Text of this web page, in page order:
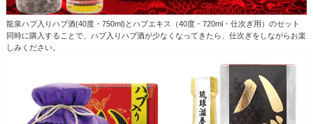
龍泉ハブ入りハブ酒(40度・750ml)とハブエキス（40度・720ml・仕次ぎ用）のセット
同時に購入することで、ハブ入りハブ酒が少なくなってきたら、仕次ぎをしながらお楽
しみください。